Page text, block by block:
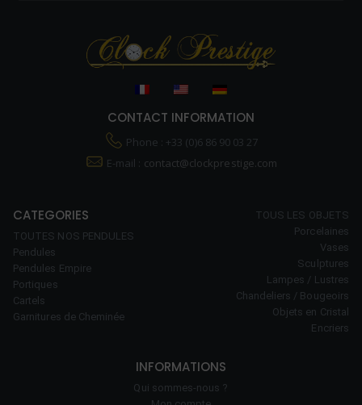
CONTACT INFORMATION
Phone : +33 (0)6 86 90 03 27
E-mail : contact@clockprestige.com
CATEGORIES
TOUTES NOS PENDULES
Pendules
Pendules Empire
Portiques
Cartels
Garnitures de Cheminée
TOUS LES OBJETS
Porcelaines
Vases
Sculptures
Lampes / Lustres
Chandeliers / Bougeoirs
Objets en Cristal
Encriers
INFORMATIONS
Qui sommes-nous ?